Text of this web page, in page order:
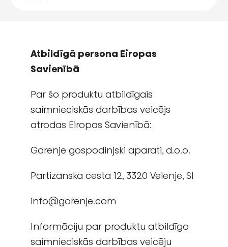
Atbildīgā persona Eiropas
Savienībā
Par šo produktu atbildīgais
saimnieciskās darbības veicējs
atrodas Eiropas Savienībā:
Gorenje gospodinjski aparati, d.o.o.
Partizanska cesta 12, 3320 Velenje, Sl
info@gorenje.com
Informāciju par produktu atbildīgo
saimnieciskās darbības veicēju